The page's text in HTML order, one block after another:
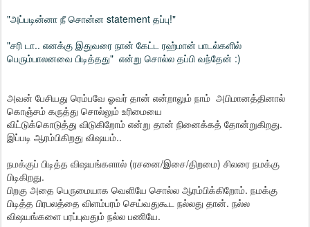
"அப்படின்னா நீ சொன்ன statement தப்பு!"
"சரி டா.. எனக்கு இதுவரை நான் கேட்ட ரஹ்மான் பாடல்களில்
பெரும்பாலனவை பிடித்தது" என்று சொல்ல தப்பி வந்தேன் :)
அவன் பேசியது ரெம்பவே ஓவர் தான் என்றாலும் நாம் அபிமானத்தினால்
கொஞ்சம் கருத்து சொல்லும் உரிமையை
விட்டுக்கொடுத்து விடுகிறோம் என்று தான் நினைக்கத் தோன்றுகிறது.
இப்படி ஆரம்பிகிறது விஷயம்..
நமக்குப் பிடித்த விஷயங்களால் (ரசனை/இசை/திறமை) சிலரை நமக்கு
பிடிகிறது.
பிறகு அதை பெருமையாக வெளியே சொல்ல ஆரம்பிக்கிறோம். நமக்கு
பிடித்த பிரபலத்தை விளம்பரம் செய்வதுகூட நல்லது தான். நல்ல
விஷயங்களை பரப்புவதும் நல்ல பணியே.